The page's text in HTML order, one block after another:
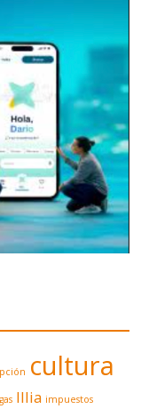
cultura
gas Illia impuestos